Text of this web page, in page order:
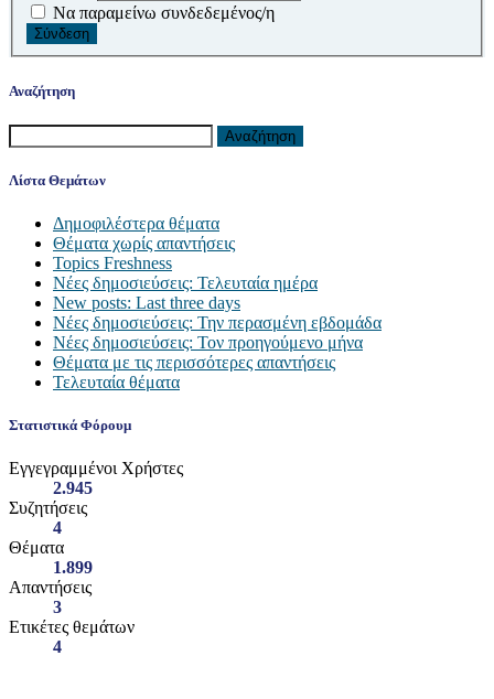
Να παραμείνω συνδεδεμένος/η
Σύνδεση
Αναζήτηση
Αναζήτηση
για:
Λίστα Θεμάτων
Δημοφιλέστερα θέματα
Θέματα χωρίς απαντήσεις
Topics Freshness
Νέες δημοσιεύσεις: Τελευταία ημέρα
New posts: Last three days
Νέες δημοσιεύσεις: Την περασμένη εβδομάδα
Νέες δημοσιεύσεις: Τον προηγούμενο μήνα
Θέματα με τις περισσότερες απαντήσεις
Τελευταία θέματα
Στατιστικά Φόρουμ
Εγγεγραμμένοι Χρήστες
2.945
Συζητήσεις
4
Θέματα
1.899
Απαντήσεις
3
Ετικέτες θεμάτων
4